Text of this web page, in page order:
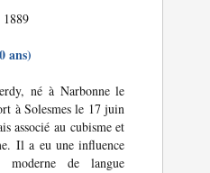
1889
ans)
né à Narbonne le
à Solesmes le 17 juin
associé au cubisme et
Il a eu une influence
de langue